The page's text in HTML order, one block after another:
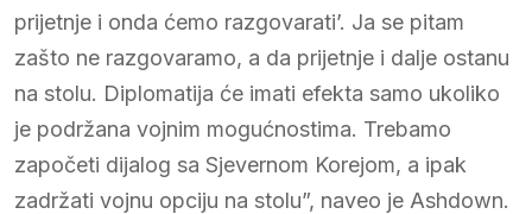
prijetnje i onda ćemo razgovarati’. Ja se pitam
zašto ne razgovaramo, a da prijetnje i dalje ostanu
na stolu. Diplomatija će imati efekta samo ukoliko
je podržana vojnim mogućnostima. Trebamo
započeti dijalog sa Sjevernom Korejom, a ipak
zadržati vojnu opciju na stolu”, naveo je Ashdown.